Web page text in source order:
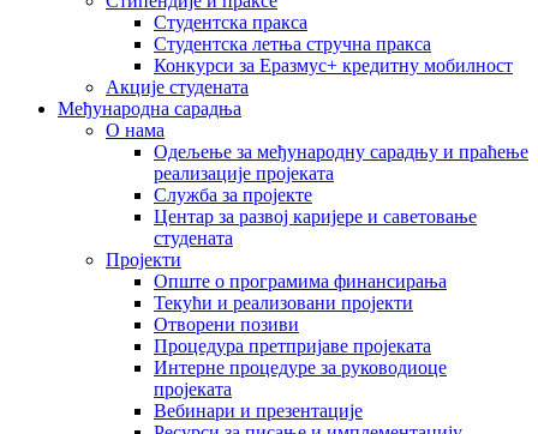
Студентска пракса
Студентска летња стручна пракса
Конкурси за Еразмус+ кредитну мобилност
Акције студената
Међународна сарадња
О нама
Одељење за међународну сарадњу и праћење
реализације пројеката
Служба за пројекте
Центар за развој каријере и саветовање
студената
Пројекти
Опште о програмима финансирања
Текући и реализовани пројекти
Отворени позиви
Процедура претпријаве пројеката
Интерне процедуре за руководиоце
пројеката
Вебинари и презентације